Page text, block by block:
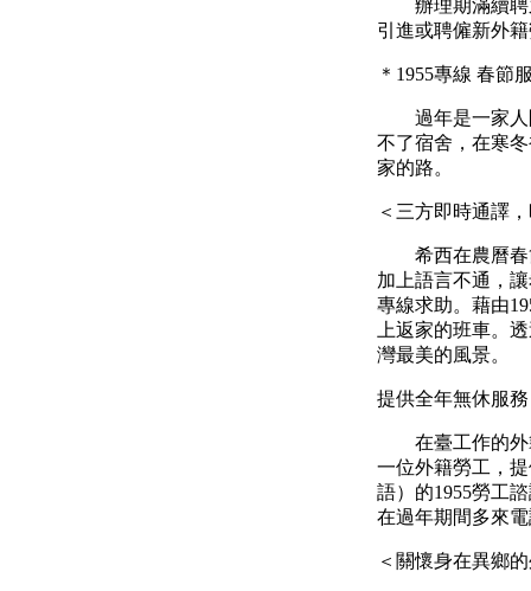
辦理期滿續
引進或聘僱新外
＊ 1955專線 春節
過年是一家人
不了宿舍，在寒
家的路。
＜三方即時通譯
希西在農曆春節
加上語言不通，
專線求助。藉由
上返家的班車。
灣最美的風景。
提供全年無休服務
在臺工作的外籍
一位外籍勞工，
語）的1955勞工
在過年期間多來
＜關懷身在異鄉